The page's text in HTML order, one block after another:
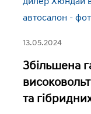
13.05.2024
Збільшена
та